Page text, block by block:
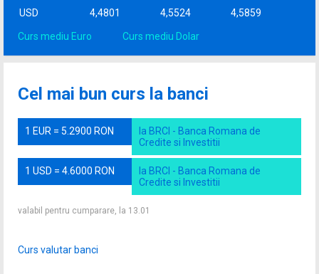
USD
4,4801 4,5524 4,5859
Curs mediu Euro Curs mediu Dolar
Cel mai bun curs la banci
1 EUR = 5.2900 RON
la BRCI - Banca Romana de
Credite si Investitii
1 USD = 4.6000 RON
la BRCI - Banca Romana de
Credite si Investitii
valabil pentru cumparare, la 13.01
Curs valutar banci